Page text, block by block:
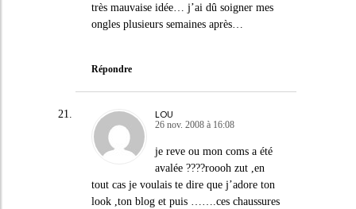
très mauvaise idée… j’ai dû soigner mes
ongles plusieurs semaines après…
Répondre
LOU
26 nov. 2008 à 16:08
je reve ou mon coms a été
avalée ????roooh zut ,en
tout cas je voulais te dire que j’adore ton
look ,ton blog et puis …….ces chaussures